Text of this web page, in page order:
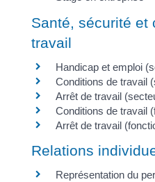
Santé, sécurité et
travail
Handicap et emploi
Conditions de travail
Arrêt de travail
Conditions de travail
Arrêt de travail
Relations
Représentation du